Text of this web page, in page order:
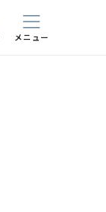
メニュー